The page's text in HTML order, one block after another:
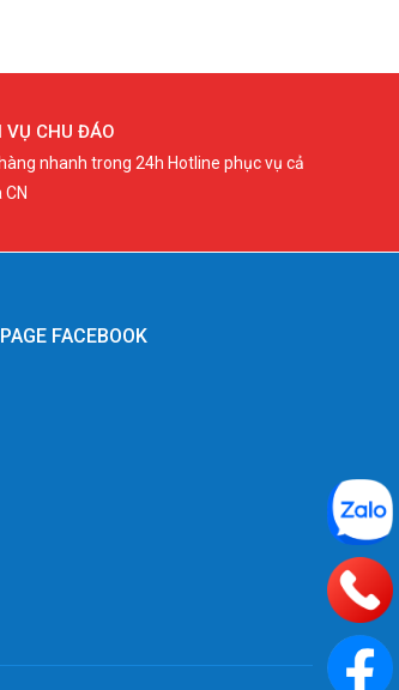
VỤ CHU ĐÁO
nhanh trong 24h Hotline phục vụ cả
FACEBOOK